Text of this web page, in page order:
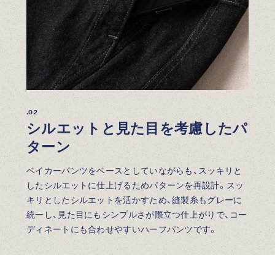
.02
シルエットと見た目を考慮したパ
ターン
ベイカーパンツをベースとしていながらも、スッキリと
したシルエットに仕上げるためパターンを再設計。スッ
キリとしたシルエットを活かすため、縫製糸もグレーに
統一し、見た目にもシンプルさが際立つ仕上がりで、コー
ディネートにも合わせやすいハーフパンツです。